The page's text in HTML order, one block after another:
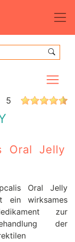
Oral Jelly
Oral Jelly
ein wirksames
zur
der
5